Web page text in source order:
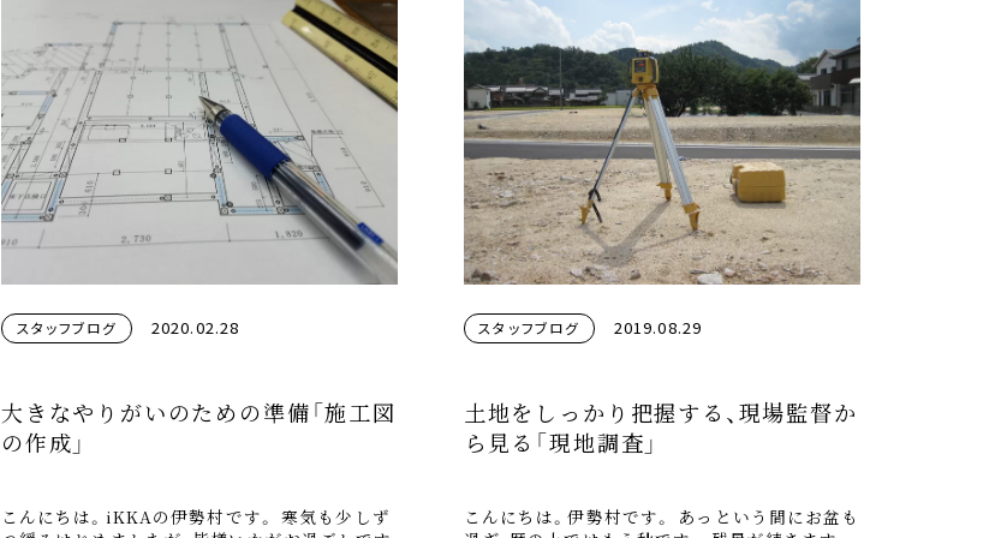
スタッフブログ 2020.02.28
大きなやりがいのための準備「施工図
の作成」
こんにちは。iKKAの伊勢村です。 寒気も少しず
スタッフブログ 2019.08.29
土地をしっかり把握する、現場監督か
ら見る「現地調査」
こんにちは。伊勢村です。 あっという間にお盆も